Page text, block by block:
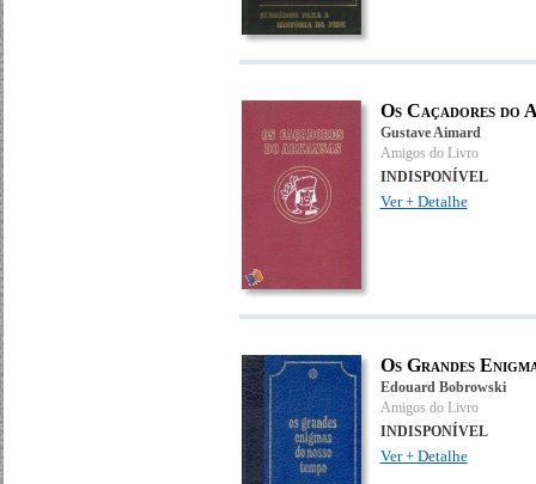
Os Caçadores do
Gustave Aimard
Amigos do Livro
INDISPONÍVEL
Ver + Detalhe
Os Grandes
Edouard Bobrowski
Amigos do Livro
INDISPONÍVEL
Ver + Detalhe